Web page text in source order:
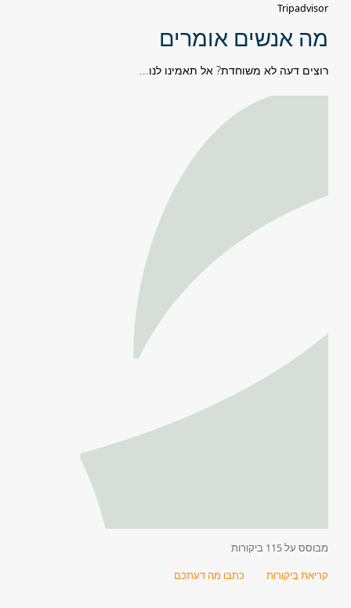
Tripadvisor
מה אנשים אומרים
רוצים דעה לא משוחדת? אל תאמינו לנו...
מבוסס על 115 ביקורות
קריאת ביקורות כתבו מה דעתכם